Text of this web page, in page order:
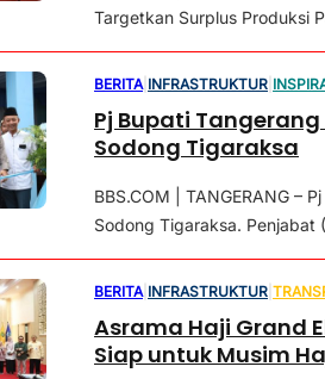
Targetkan Surplus Produksi
BERITA INFRASTRUKTUR
Pj Bupati
Sodong Tigaraksa
BBS.COM | TANGERANG –
Sodong Tigaraksa. Penjabat
BERITA INFRASTRUKTUR |
Asrama Haji Grand
Siap untuk Musim